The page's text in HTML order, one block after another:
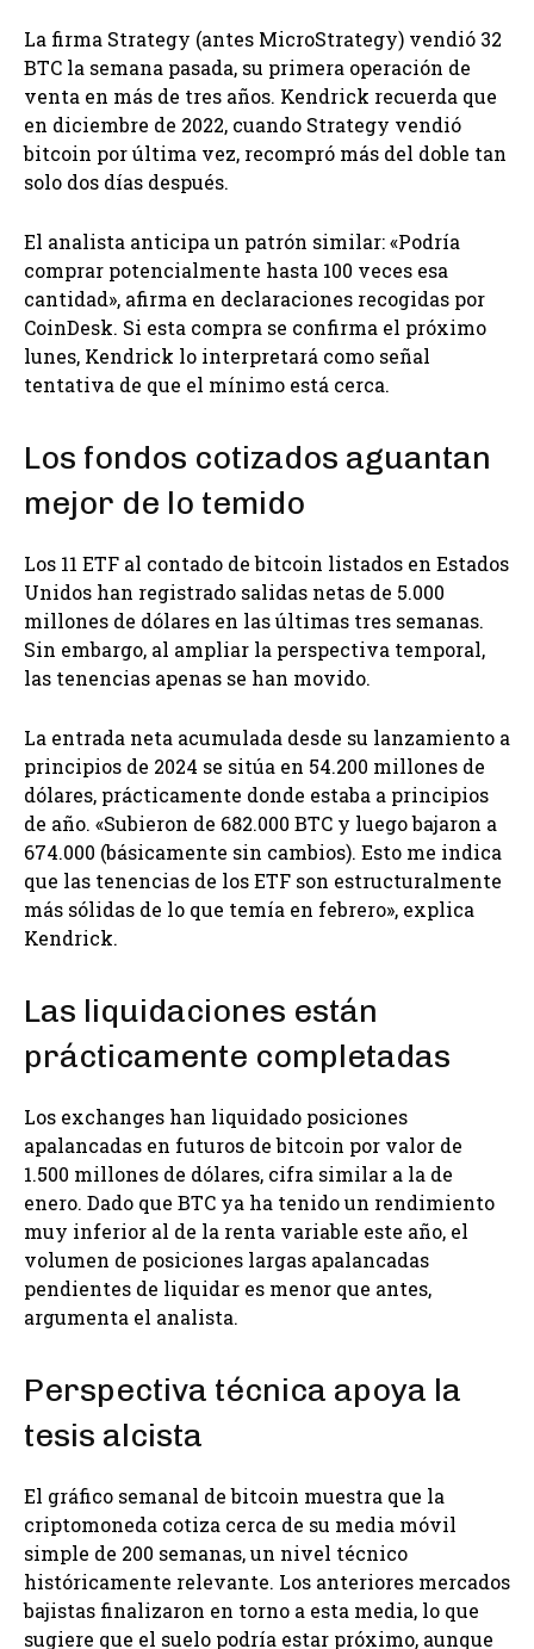
La firma Strategy (antes MicroStrategy) vendió 32
BTC la semana pasada, su primera operación de
venta en más de tres años. Kendrick recuerda que
en diciembre de 2022, cuando Strategy vendió
bitcoin por última vez, recompró más del doble tan
solo dos días después.
El analista anticipa un patrón similar: «Podría
comprar potencialmente hasta 100 veces esa
cantidad», afirma en declaraciones recogidas por
CoinDesk. Si esta compra se confirma el próximo
lunes, Kendrick lo interpretará como señal
tentativa de que el mínimo está cerca.
Los fondos cotizados aguantan
mejor de lo temido
Los 11 ETF al contado de bitcoin listados en Estados
Unidos han registrado salidas netas de 5.000
millones de dólares en las últimas tres semanas.
Sin embargo, al ampliar la perspectiva temporal,
las tenencias apenas se han movido.
La entrada neta acumulada desde su lanzamiento a
principios de 2024 se sitúa en 54.200 millones de
dólares, prácticamente donde estaba a principios
de año. «Subieron de 682.000 BTC y luego bajaron a
674.000 (básicamente sin cambios). Esto me indica
que las tenencias de los ETF son estructuralmente
más sólidas de lo que temía en febrero», explica
Kendrick.
Las liquidaciones están
prácticamente completadas
Los exchanges han liquidado posiciones
apalancadas en futuros de bitcoin por valor de
1.500 millones de dólares, cifra similar a la de
enero. Dado que BTC ya ha tenido un rendimiento
muy inferior al de la renta variable este año, el
volumen de posiciones largas apalancadas
pendientes de liquidar es menor que antes,
argumenta el analista.
Perspectiva técnica apoya la
tesis alcista
El gráfico semanal de bitcoin muestra que la
criptomoneda cotiza cerca de su media móvil
simple de 200 semanas, un nivel técnico
históricamente relevante. Los anteriores mercados
bajistas finalizaron en torno a esta media, lo que
sugiere que el suelo podría estar próximo, aunque